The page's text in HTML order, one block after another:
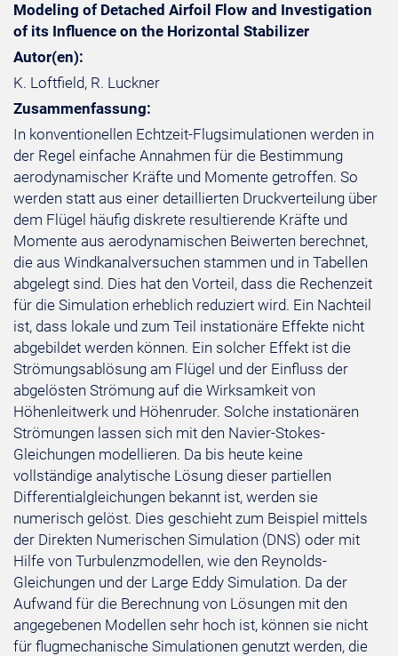
Modeling of Detached Airfoil Flow and Investigation
of its Influence on the Horizontal Stabilizer
Autor(en):
K. Loftfield, R. Luckner
Zusammenfassung:
In konventionellen Echtzeit-Flugsimulationen werden in
der Regel einfache Annahmen für die Bestimmung
aerodynamischer Kräfte und Momente getroffen. So
werden statt aus einer detaillierten Druckverteilung über
dem Flügel häufig diskrete resultierende Kräfte und
Momente aus aerodynamischen Beiwerten berechnet,
die aus Windkanalversuchen stammen und in Tabellen
abgelegt sind. Dies hat den Vorteil, dass die Rechenzeit
für die Simulation erheblich reduziert wird. Ein Nachteil
ist, dass lokale und zum Teil instationäre Effekte nicht
abgebildet werden können. Ein solcher Effekt ist die
Strömungsablösung am Flügel und der Einfluss der
abgelösten Strömung auf die Wirksamkeit von
Höhenleitwerk und Höhenruder. Solche instationären
Strömungen lassen sich mit den Navier-Stokes-
Gleichungen modellieren. Da bis heute keine
vollständige analytische Lösung dieser partiellen
Differentialgleichungen bekannt ist, werden sie
numerisch gelöst. Dies geschieht zum Beispiel mittels
der Direkten Numerischen Simulation (DNS) oder mit
Hilfe von Turbulenzmodellen, wie den Reynolds-
Gleichungen und der Large Eddy Simulation. Da der
Aufwand für die Berechnung von Lösungen mit den
angegebenen Modellen sehr hoch ist, können sie nicht
für flugmechanische Simulationen genutzt werden, die